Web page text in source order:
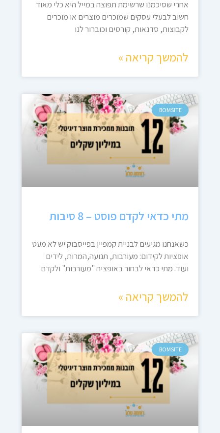
אחרי שסיכמנו שרשימת תפוצה במייל היא כלי מאוד
חשוב לבעלי עסקים שמוכרים מוצרים או מוכרים
לקבוצות, סדנאות, קורסים וכוברור לנו
להמשך קריאה »
BOMSITE
מתי כדאי לקדם פוסט – 8 סיבות
כשאנחנו מגיעים לבניית קמפיין בפייסבוק יש לא מעט
אופציות לקידום: מעורבות, תנועה,המרות, לידים
ועוד. מתי כדאי לבחור באופציה "מעורבות" ולקדם
להמשך קריאה »
BOMSITE